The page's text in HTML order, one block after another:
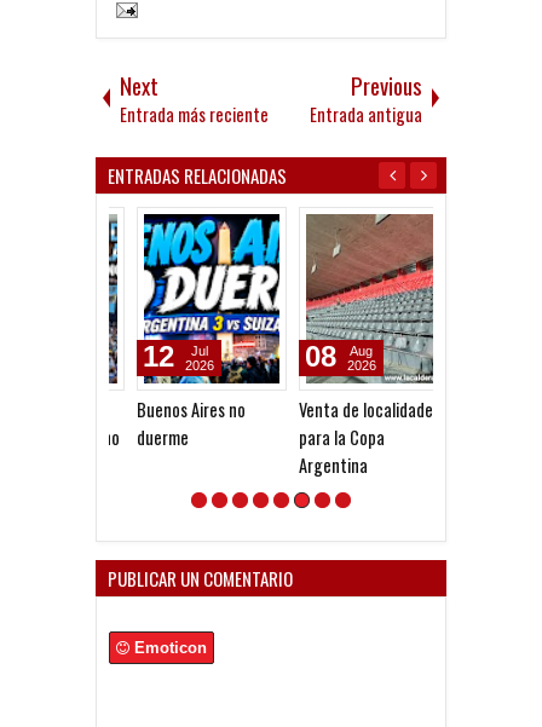
Next
Entrada más reciente
Previous
Entrada antigua
ENTRADAS RELACIONADAS
Buenos Aires no
duerme
12
Jul
2026
Venta de localidades
para la Copa
Argentina
08
Aug
2026
PUBLICAR UN COMENTARIO
Emoticon